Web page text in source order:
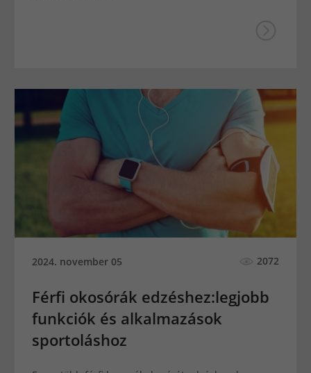
2024. november 05 2072
Férfi okosórák edzéshez:legjobb
funkciók és alkalmazások
sportoláshoz